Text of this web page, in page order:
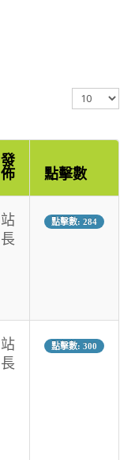
顯
示
發
佈
點擊數
站
長
點擊數: 284
站
長
點擊數: 300